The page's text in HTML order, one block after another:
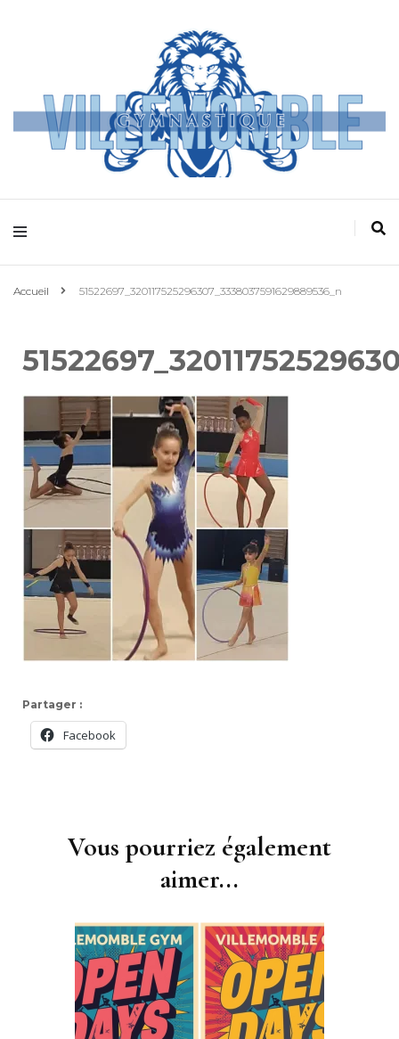
Villemomble
Gymnastique
Accueil 51522697_320117525296307_3338037591629889536_n
Partager :
Facebook
Vous pourriez également
aimer...